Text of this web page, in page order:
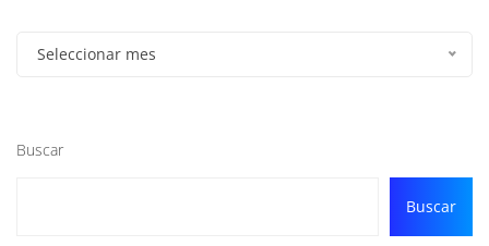
Seleccionar mes
Buscar
Buscar